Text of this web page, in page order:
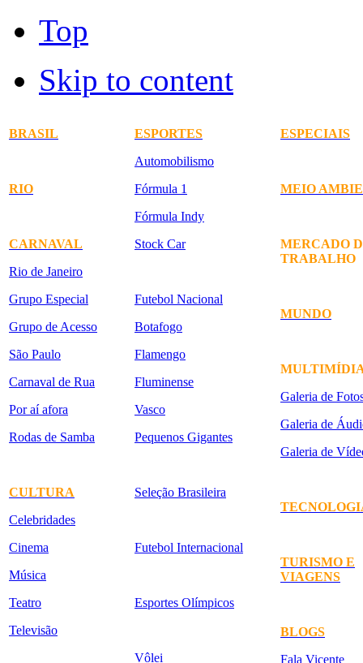
Top
Skip to content
BRASIL
RIO
CARNAVAL
Rio de Janeiro
Grupo Especial
Grupo de Acesso
São Paulo
Carnaval de Rua
Por aí afora
Rodas de Samba
CULTURA
Celebridades
Cinema
Música
Teatro
Televisão
ESPORTES
Automobilismo
Fórmula 1
Fórmula Indy
Stock Car
Futebol Nacional
Botafogo
Flamengo
Fluminense
Vasco
Pequenos Gigantes
Seleção Brasileira
Futebol Internacional
Esportes Olímpicos
Vôlei
ESPECIAIS
MEIO
MERCADO
TRABALHO
MUNDO
Galeria de
Galeria de
Galeria de
TURISMO E
VIAGENS
BLOGS
Fala Vicente